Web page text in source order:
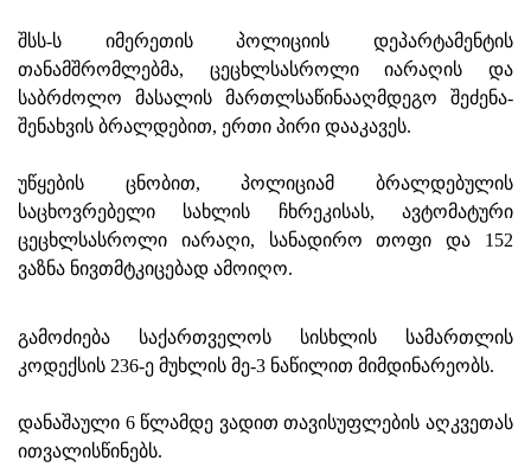
შსს-ს იმერეთის პოლიციის დეპარტამენტის
თანამშრომლებმა, ცეცხლსასროლი იარაღის და
საბრძოლო მასალის მართლსაწინააღმდეგო შეძენა-
შენახვის ბრალდებით, ერთი პირი დააკავეს.
უწყების ცნობით, პოლიციამ ბრალდებულის
საცხოვრებელი სახლის ჩხრეკისას, ავტომატური
ცეცხლსასროლი იარაღი, სანადირო თოფი და 152
ვაზნა ნივთმტკიცებად ამოიღო.
გამოძიება საქართველოს სისხლის სამართლის
კოდექსის 236-ე მუხლის მე-3 ნაწილით მიმდინარეობს.
დანაშაული 6 წლამდე ვადით თავისუფლების აღკვეთას
ითვალისწინებს.